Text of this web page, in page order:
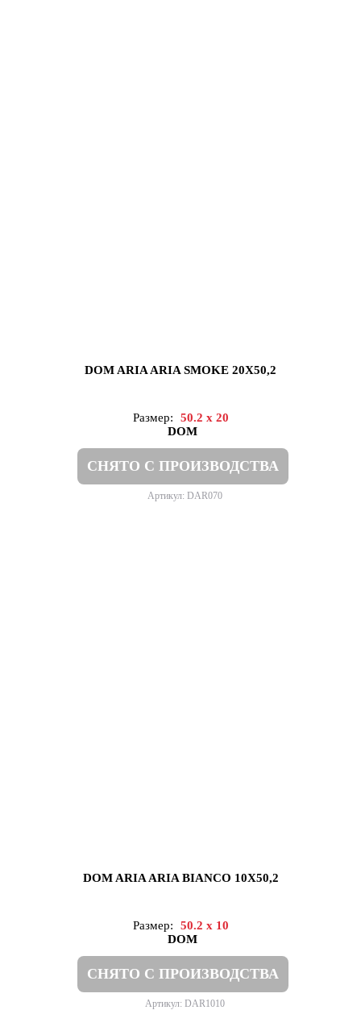
DOM ARIA ARIA SMOKE 20X50,2
Размер:
50.2 x 20
DOM
СНЯТО С ПРОИЗВОДСТВА
Артикул: DAR070
DOM ARIA ARIA BIANCO 10X50,2
Размер:
50.2 x 10
DOM
СНЯТО С ПРОИЗВОДСТВА
Артикул: DAR1010